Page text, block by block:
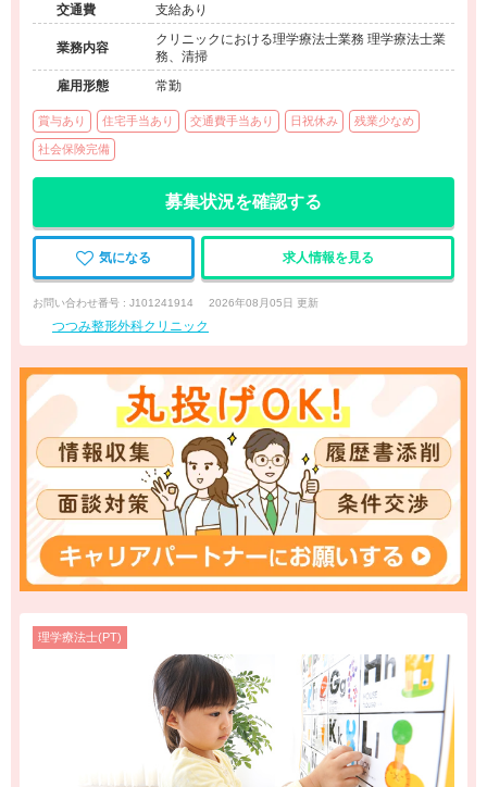
交通費
支給あり
業務内容
クリニックにおける理学療法士業務 理学療法士業
務、清掃
雇用形態
常勤
賞与あり 住宅手当あり 交通費手当あり 日祝休み 残業少なめ
社会保険完備
募集状況を確認する
気になる 求人情報を見る
お問い合わせ番号 : J101241914 2026年08月05日 更新
つつみ整形外科クリニック
理学療法士(PT)